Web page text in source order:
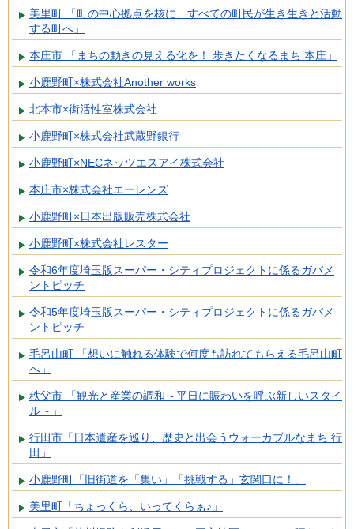
美里町 「町の中心拠点を核に、すべての町民が生き生きと活動
する町へ」
本庄市 「まちの動きの見える化を！ 歩きたくなるまち 本庄」
小鹿野町×株式会社Another works
北本市×街活性室株式会社
小鹿野町×株式会社武蔵野銀行
小鹿野町×NECネッツエスアイ株式会社
本庄市×株式会社エーレンズ
小鹿野町×日本出版販売株式会社
小鹿野町×株式会社レスター
令和6年度埼玉版スーパー・シティプロジェクトに係るガバメ
ントピッチ
令和5年度埼玉版スーパー・シティプロジェクトに係るガバメ
ントピッチ
毛呂山町 「想いに触れる体験で何度も訪れてもらえる毛呂山町
へ」
秩父市 「観光と産業の調和～平日に賑わいを呼ぶ新しいスタイ
ル～」
行田市「日本遺産を巡り、歴史と出会うウォーカブルなまち 行
田」
小鹿野町「旧街道を「集い」「挑戦する」玄関口に！」
美里町「ちょっくら、いってくらぁ♪」